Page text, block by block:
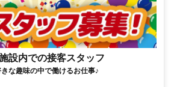
設内での接客スタッフ
な趣味の中で働けるお仕事♪